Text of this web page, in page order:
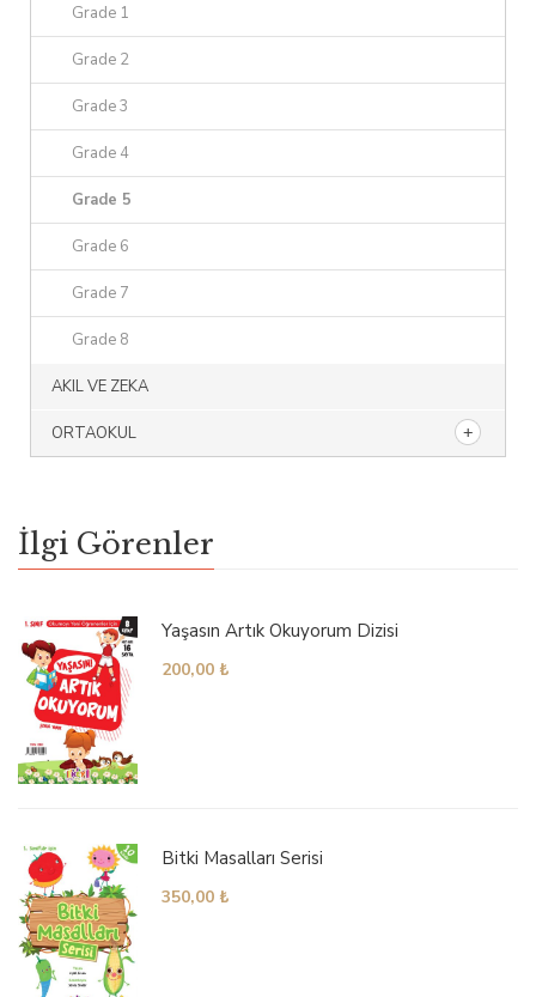
Grade 1
Grade 2
Grade 3
Grade 4
Grade 5
Grade 6
Grade 7
Grade 8
AKIL VE ZEKA
ORTAOKUL
İlgi Görenler
Yaşasın Artık Okuyorum Dizisi
200,00 ₺
Bitki Masalları Serisi
350,00 ₺